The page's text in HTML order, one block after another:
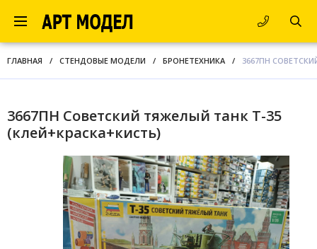
ГЛАВНАЯ / СТЕНДОВЫЕ МОДЕЛИ / БРОНЕТЕХНИКА / 3667ПН
3667ПН Советский тяжелый танк Т-35
(клей+краска+кисть)